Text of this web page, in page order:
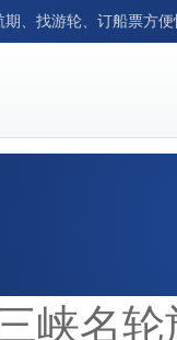
、找游轮、订船票方
峡名